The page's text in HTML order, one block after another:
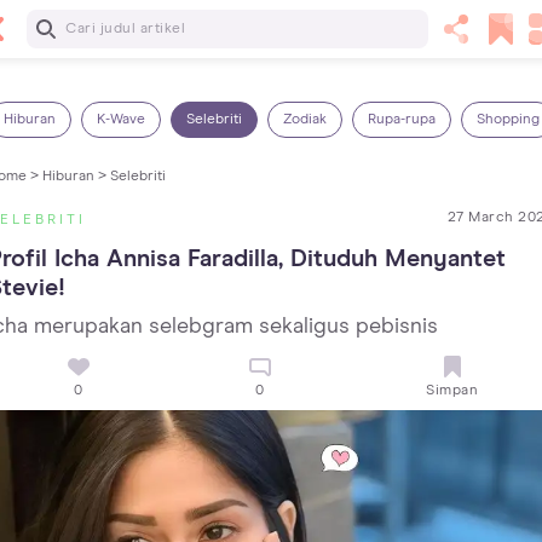
Baca Selanjutnya
Hiburan K-Wave Selebriti Zodiak Rupa-rupa Shopping
> Hiburan > Selebriti
27 March
Icha Annisa Faradilla, Dituduh Menyantet
merupakan selebgram sekaligus pebisnis
0 0 Simpan